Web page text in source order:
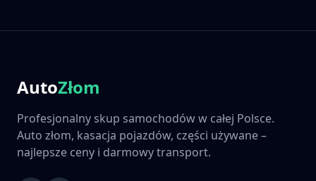
AutoZłom
Profesjonalny skup samochodów w całej Polsce.
Auto złom, kasacja pojazdów, części używane –
najlepsze ceny i darmowy transport.